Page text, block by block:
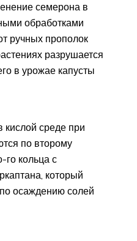
семерона в
обработками
ручных прополок
разрушается
в урожае капусты
кислой среде при
по второму
го кольца с
который
осаждению солей